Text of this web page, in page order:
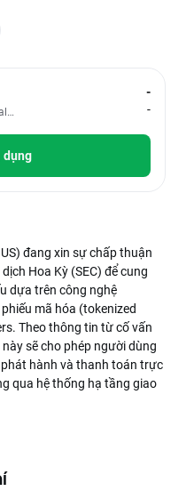
Inc - Class A
-
-
dụng
đang xin sự chấp thuận
Hoa Kỳ (SEC) để cung
dựa trên công nghệ
mã hóa (tokenized
Theo thông tin từ cố vấn
sẽ cho phép người dùng
hành và thanh toán trực
qua hệ thống hạ tầng giao